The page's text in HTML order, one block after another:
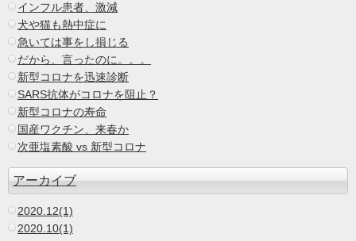
インフル患者、激減
犬や猫も熱中症に
急いては事をし損じる
だから、言ったのに。。。
新型コロナを迅速診断
SARS抗体がコロナを阻止？
新型コロナの寿命
国産ワクチン、来春か
次亜塩素酸 vs 新型コロナ
アーカイブ
2020.12(1)
2020.10(1)